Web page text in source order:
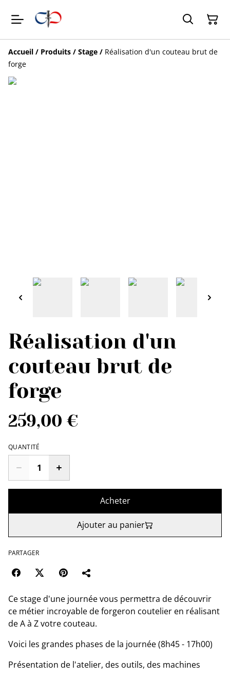
Accueil / Produits / Stage / Réalisation d'un couteau brut de
forge
Réalisation d'un
couteau brut de
forge
259,00 €
QUANTITÉ
Acheter
Ajouter au panier
PARTAGER
Ce stage d'une journée vous permettra de découvrir
ce métier incroyable de forgeron coutelier en réalisant
de A à Z votre couteau.
Voici les grandes phases de la journée (8h45 - 17h00)
Présentation de l'atelier, des outils, des machines